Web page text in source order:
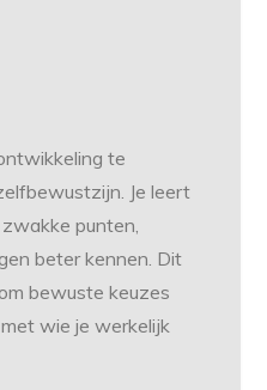
te
Je leert
punten,
beter kennen. Dit
bewuste keuzes
wie je werkelijk